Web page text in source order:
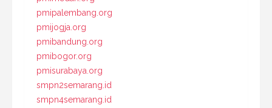
pmipalembang.org
pmijogja.org
pmibandung.org
pmibogor.org
pmisurabaya.org
smpn2semarang.id
smpn4semarang.id